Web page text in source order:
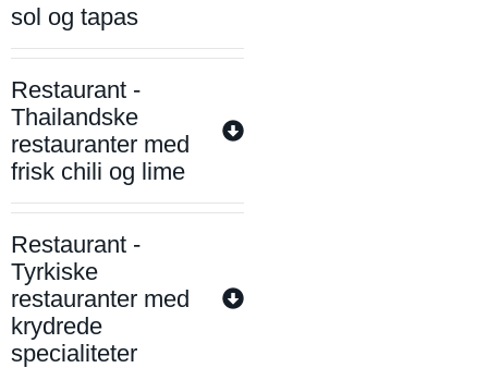
sol og tapas
Restaurant -
Thailandske
restauranter med
frisk chili og lime
Restaurant -
Tyrkiske
restauranter med
krydrede
specialiteter